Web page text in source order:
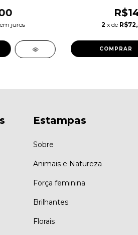
juros 2 x de
COMPRAR
Estampas
Sobre
Animais e Natureza
Força feminina
Brilhantes
Florais